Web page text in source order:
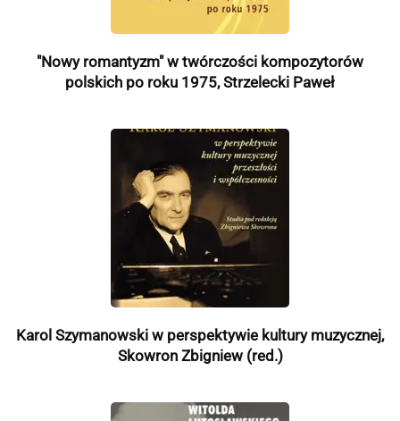
"Nowy romantyzm" w twórczości kompozytorów
polskich po roku 1975, Strzelecki Paweł
Karol Szymanowski w perspektywie kultury muzycznej,
Skowron Zbigniew (red.)